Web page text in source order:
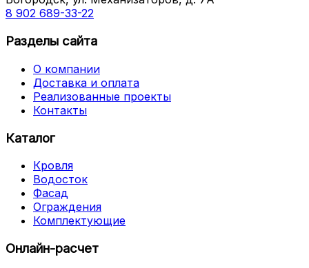
8 902 689-33-22
Разделы сайта
О компании
Доставка и оплата
Реализованные проекты
Контакты
Каталог
Кровля
Водосток
Фасад
Ограждения
Комплектующие
Онлайн-расчет